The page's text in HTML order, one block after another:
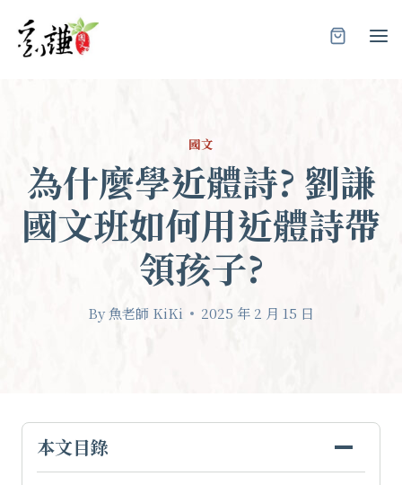
國文
為什麼學近體詩? 劉謙
國文班如何用近體詩帶
領孩子?
By魚老師 KiKi 2025 年 2 月 15 日
本文目錄